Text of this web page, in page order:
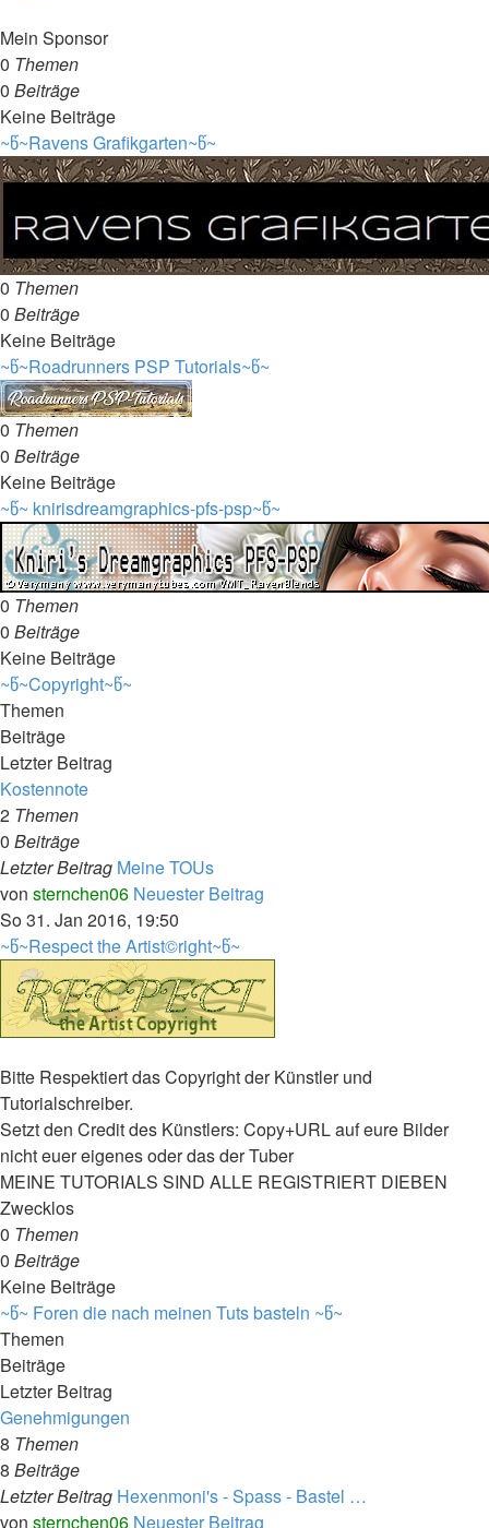
Mein Sponsor
0 Themen
0 Beiträge
Keine Beiträge
~წ~Ravens Grafikgarten~წ~
0 Themen
0 Beiträge
Keine Beiträge
~წ~Roadrunners PSP Tutorials~წ~
0 Themen
0 Beiträge
Keine Beiträge
~წ~ knirisdreamgraphics-pfs-psp~წ~
0 Themen
0 Beiträge
Keine Beiträge
~წ~Copyright~წ~
Themen
Beiträge
Letzter Beitrag
Kostennote
2 Themen
0 Beiträge
Letzter Beitrag Meine TOUs
von sternchen06 Neuester Beitrag
So 31. Jan 2016, 19:50
~წ~Respect the Artist©right~წ~
Bitte Respektiert das Copyright der Künstler und
Tutorialschreiber.
Setzt den Credit des Künstlers: Copy+URL auf eure Bilder
nicht euer eigenes oder das der Tuber
MEINE TUTORIALS SIND ALLE REGISTRIERT DIEBEN
Zwecklos
0 Themen
0 Beiträge
Keine Beiträge
~წ~ Foren die nach meinen Tuts basteln ~წ~
Themen
Beiträge
Letzter Beitrag
Genehmigungen
8 Themen
8 Beiträge
Letzter Beitrag Hexenmoni's - Spass - Bastel …
von sternchen06 Neuester Beitrag